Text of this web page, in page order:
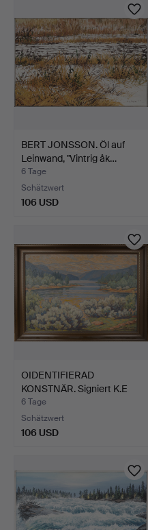
BERT JONSSON. Öl auf
Leinwand, "Vintrig åk…
6 Tage
Schätzwert
106 USD
OIDENTIFIERAD
KONSTNÄR. Signiert K.E
Hallg…
6 Tage
Schätzwert
106 USD